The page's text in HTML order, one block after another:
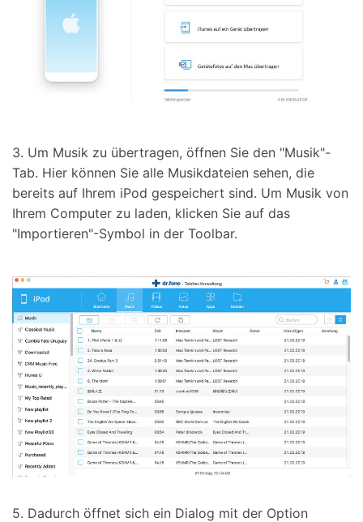
3. Um Musik zu übertragen, öffnen Sie den "Musik"-
Tab. Hier können Sie alle Musikdateien sehen, die
bereits auf Ihrem iPod gespeichert sind. Um Musik von
Ihrem Computer zu laden, klicken Sie auf das
"Importieren"-Symbol in der Toolbar.
5. Dadurch öffnet sich ein Dialog mit der Option